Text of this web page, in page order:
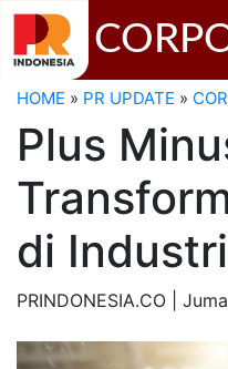
HOME » PR UPDATE »
Plus
di
PRINDONESIA.CO |